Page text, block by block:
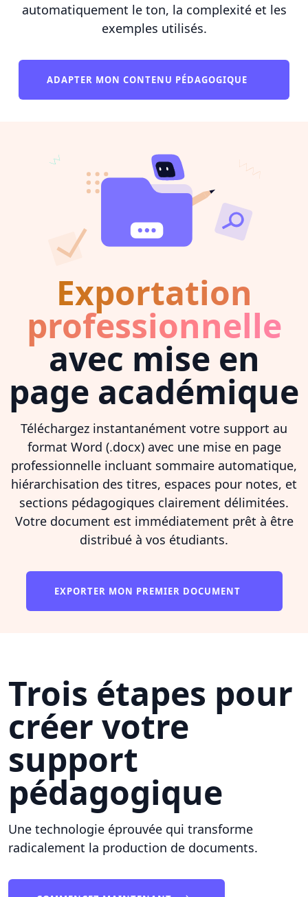
automatiquement le ton, la complexité et les
exemples utilisés.
ADAPTER MON CONTENU PÉDAGOGIQUE
Exportation
professionnelle
avec mise en
page académique
Téléchargez instantanément votre support au
format Word (.docx) avec une mise en page
professionnelle incluant sommaire automatique,
hiérarchisation des titres, espaces pour notes, et
sections pédagogiques clairement délimitées.
Votre document est immédiatement prêt à être
distribué à vos étudiants.
EXPORTER MON PREMIER DOCUMENT
Trois étapes pour
créer votre
support
pédagogique
Une technologie éprouvée qui transforme
radicalement la production de documents.